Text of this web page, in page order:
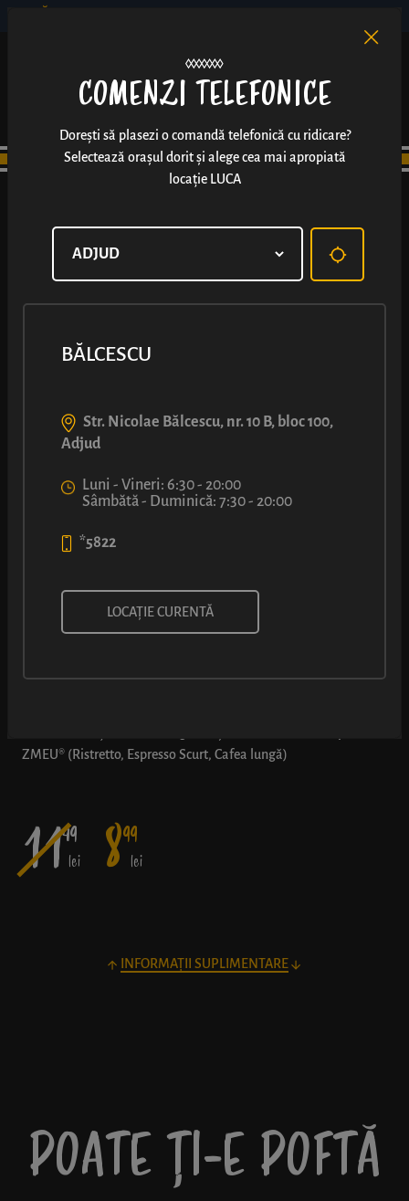
comBUNație: Covrig cu cașcaval
+ cafea simplă ZMEU
ZMEU® (Ristretto, Espresso Scurt, Cafea lungă)
1149
lei 899
lei
INFORMAȚII SUPLIMENTARE
POATE ȚI-E POFTĂ
COMENZI TELEFONICE
Dorești să plasezi o comandă telefonică cu ridicare?
Selectează orașul dorit și alege cea mai apropiată
locație LUCA
BĂLCESCU
Str. Nicolae Bălcescu, nr. 10 B, bloc 100,
Adjud
Luni - Vineri: 6:30 - 20:00
Sâmbătă - Duminică: 7:30 - 20:00
*5822
LOCAȚIE CURENTĂ